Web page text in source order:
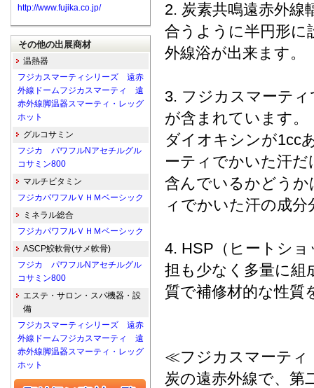
2. 炭素共鳴遠赤外線
合うように半円形
外線浴が出来ます。
3. フジカスマーテ
が含まれています。
ダイオキシンが1cc
ーティでかいた汗
含んでいるかどう
ィでかいた汗の成分
4. HSP（ヒートシ
担も少なく多量に組
質で補修材的な性質
≪フジカスマーテ
炭の遠赤外線で、第
http://www.fujika.co.jp/
その他の出展商材
温熱器
フジカスマーティシリーズ 遠赤
外線ドームフジカスマーティ 遠
赤外線脚温器スマーティ・レッグ
ホット
グルコサミン
フジカ パワフルNアセチルグル
コサミン800
マルチビタミン
フジカパワフルＶＨＭベーシック
ミネラル総合
フジカパワフルＶＨＭベーシック
ASCP鮫軟骨(サメ軟骨)
フジカ パワフルNアセチルグル
コサミン800
エステ・サロン・スパ機器・設
備
フジカスマーティシリーズ 遠赤
外線ドームフジカスマーティ 遠
赤外線脚温器スマーティ・レッグ
ホット